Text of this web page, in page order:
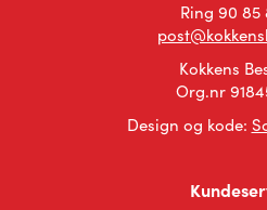
Ring 90 85
Kokkens
Org.nr
Design og kode: